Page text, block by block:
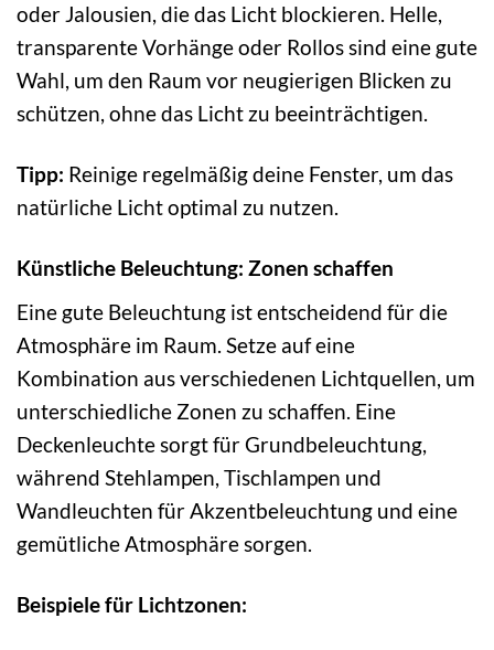
oder Jalousien, die das Licht blockieren. Helle,
transparente Vorhänge oder Rollos sind eine gute
Wahl, um den Raum vor neugierigen Blicken zu
schützen, ohne das Licht zu beeinträchtigen.
Tipp: Reinige regelmäßig deine Fenster, um das
natürliche Licht optimal zu nutzen.
Künstliche Beleuchtung: Zonen schaffen
Eine gute Beleuchtung ist entscheidend für die
Atmosphäre im Raum. Setze auf eine
Kombination aus verschiedenen Lichtquellen, um
unterschiedliche Zonen zu schaffen. Eine
Deckenleuchte sorgt für Grundbeleuchtung,
während Stehlampen, Tischlampen und
Wandleuchten für Akzentbeleuchtung und eine
gemütliche Atmosphäre sorgen.
Beispiele für Lichtzonen: